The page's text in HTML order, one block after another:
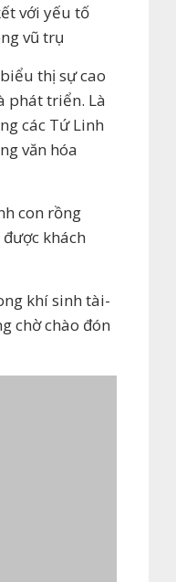
với yếu tố
vũ trụ
thị sự cao
phát triển. Là
các Tứ Linh
văn hóa
con rồng
khách
khí sinh tài-
chờ chào đón